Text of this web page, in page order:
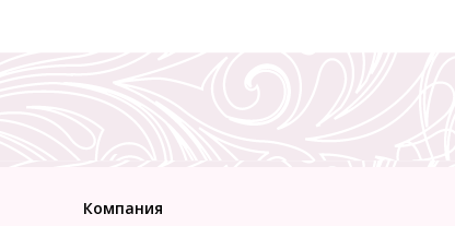
Компания